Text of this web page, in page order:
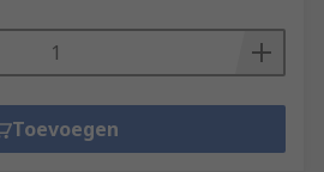
Toevoegen